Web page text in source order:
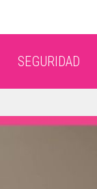
SEGURIDAD